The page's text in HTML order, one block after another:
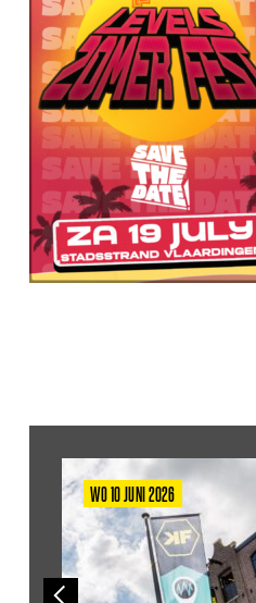
WO 10 JUNI 2026